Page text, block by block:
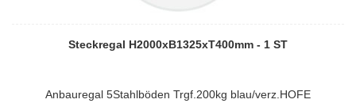
Steckregal H2000xB1325xT400mm - 1 ST
Anbauregal 5Stahlböden Trgf.200kg blau/verz.HOFE